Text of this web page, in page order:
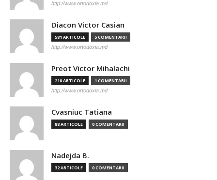
http://www.ortodoxia.md
Diacon Victor Casian
581 ARTICOLE 5 COMENTARII
http://www.ortodoxia.md
Preot Victor Mihalachi
210 ARTICOLE 1 COMENTARII
http://www.ortodoxia.md
Cvasniuc Tatiana
88 ARTICOLE 0 COMENTARII
Nadejda B.
32 ARTICOLE 0 COMENTARII